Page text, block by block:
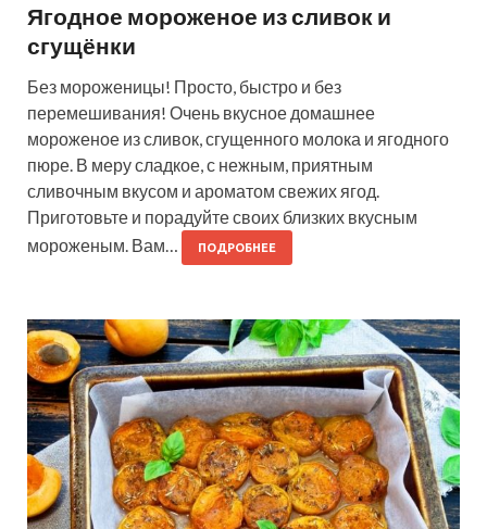
Ягодное мороженое из сливок и
сгущёнки
Без мороженицы! Просто, быстро и без
перемешивания! Очень вкусное домашнее
мороженое из сливок, сгущенного молока и ягодного
пюре. В меру сладкое, с нежным, приятным
сливочным вкусом и ароматом свежих ягод.
Приготовьте и порадуйте своих близких вкусным
мороженым. Вам…
ПОДРОБНЕЕ